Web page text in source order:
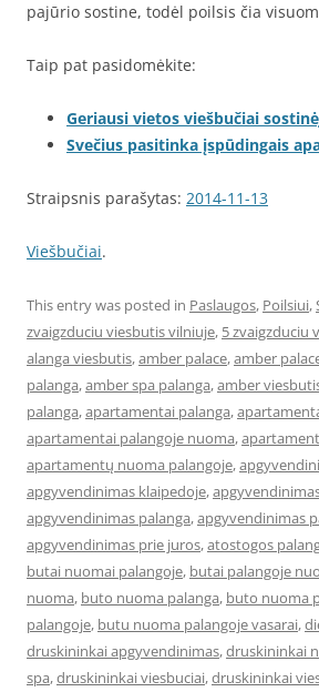
pajūrio sostine, todėl poilsis čia
Taip pat pasidomėkite:
Geriausi vietos viešbučiai
Svečius pasitinka įspūdingais
Straipsnis parašytas: 2014-11-13
Viešbučiai.
This entry was posted in Paslaugos, Poilsiui,
zvaigzduciu viesbutis vilniuje, 5 zvaigzduciu
alanga viesbutis,amber palace,amber
palanga,amber spa palanga,amber
palanga,apartamentai palanga,
apartamentai palangoje nuoma,
apartamentų nuoma palangoje,
apgyvendinimas klaipedoje,
apgyvendinimas palanga,apgyvendinimas
apgyvendinimas prie juros,atostogos
butai nuomai palangoje, butai palangoje
nuoma, buto nuoma palanga, buto nuoma
palangoje, butu nuoma palangoje vasarai,
druskininkai apgyvendinimas,druskininkai
spa,druskininkai viesbuciai,druskininkai